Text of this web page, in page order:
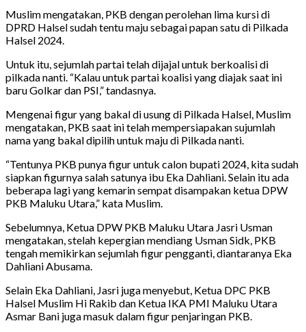
Muslim mengatakan, PKB dengan perolehan lima kursi di
DPRD Halsel sudah tentu maju sebagai papan satu di Pilkada
Halsel 2024.
Untuk itu, sejumlah partai telah dijajal untuk berkoalisi di
pilkada nanti. “Kalau untuk partai koalisi yang diajak saat ini
baru Golkar dan PSI,” tandasnya.
Mengenai figur yang bakal di usung di Pilkada Halsel, Muslim
mengatakan, PKB saat ini telah mempersiapakan sujumlah
nama yang bakal dipilih untuk maju di Pilkada nanti.
“Tentunya PKB punya figur untuk calon bupati 2024, kita sudah
siapkan figurnya salah satunya ibu Eka Dahliani. Selain itu ada
beberapa lagi yang kemarin sempat disampakan ketua DPW
PKB Maluku Utara,” kata Muslim.
Sebelumnya, Ketua DPW PKB Maluku Utara Jasri Usman
mengatakan, stelah kepergian mendiang Usman Sidk, PKB
tengah memikirkan sejumlah figur pengganti, diantaranya Eka
Dahliani Abusama.
Selain Eka Dahliani, Jasri juga menyebut, Ketua DPC PKB
Halsel Muslim Hi Rakib dan Ketua IKA PMI Maluku Utara
Asmar Bani juga masuk dalam figur penjaringan PKB.